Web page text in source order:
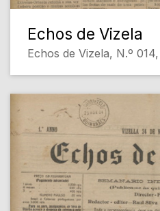
Echos de Vizela
Echos de Vizela, N.º